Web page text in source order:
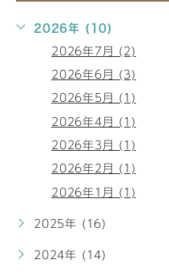
2026年 (10)
2026年7月 (2)
2026年6月 (3)
2026年5月 (1)
2026年4月 (1)
2026年3月 (1)
2026年2月 (1)
2026年1月 (1)
2025年 (16)
2024年 (14)